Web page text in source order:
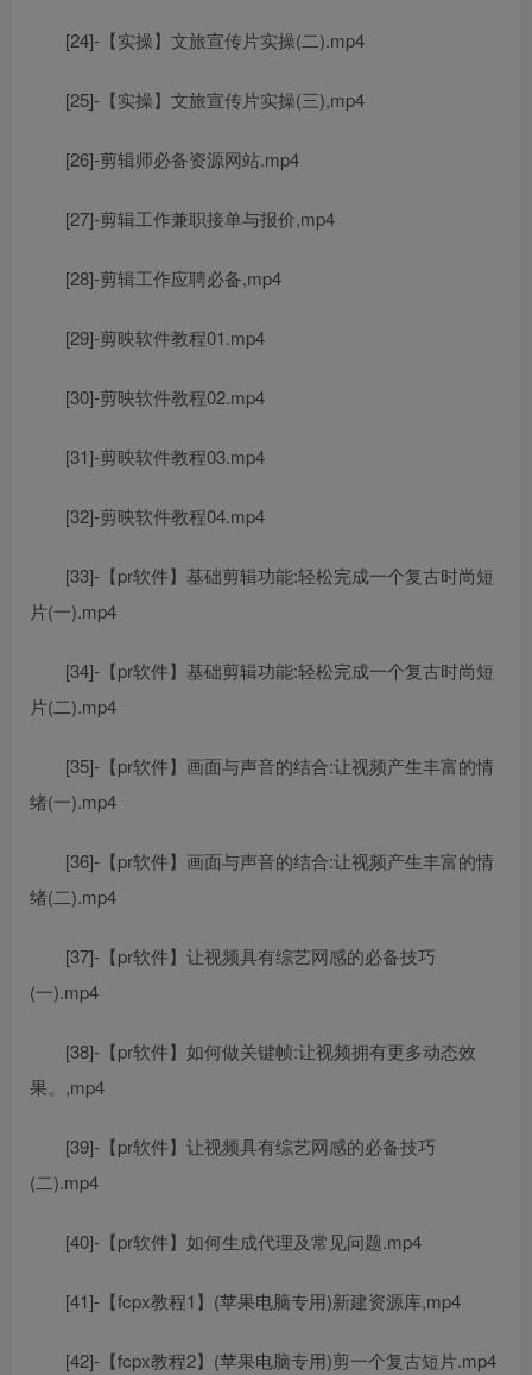
[24]-【实操】文旅宣传片实操(二).mp4
[25]-【实操】文旅宣传片实操(三),mp4
[26]-剪辑师必备资源网站.mp4
[27]-剪辑工作兼职接单与报价,mp4
[28]-剪辑工作应聘必备,mp4
[29]-剪映软件教程01.mp4
[30]-剪映软件教程02.mp4
[31]-剪映软件教程03.mp4
[32]-剪映软件教程04.mp4
[33]-【pr软件】基础剪辑功能:轻松完成一个复古时尚短
片(一).mp4
[34]-【pr软件】基础剪辑功能:轻松完成一个复古时尚短
片(二).mp4
[35]-【pr软件】画面与声音的结合:让视频产生丰富的情
绪(一).mp4
[36]-【pr软件】画面与声音的结合:让视频产生丰富的情
绪(二).mp4
[37]-【pr软件】让视频具有综艺网感的必备技巧
(一).mp4
[38]-【pr软件】如何做关键帧:让视频拥有更多动态效
果。,mp4
[39]-【pr软件】让视频具有综艺网感的必备技巧
(二).mp4
[40]-【pr软件】如何生成代理及常见问题.mp4
[41]-【fcpx教程1】(苹果电脑专用)新建资源库,mp4
[42]-【fcpx教程2】(苹果电脑专用)剪一个复古短片.mp4